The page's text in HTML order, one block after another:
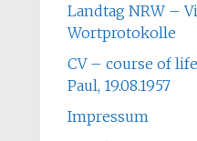
Landtag NRW –
Wortprotokolle
CV – course of
Paul, 19.08.1957
Impressum